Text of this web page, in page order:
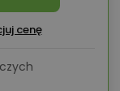
cenę